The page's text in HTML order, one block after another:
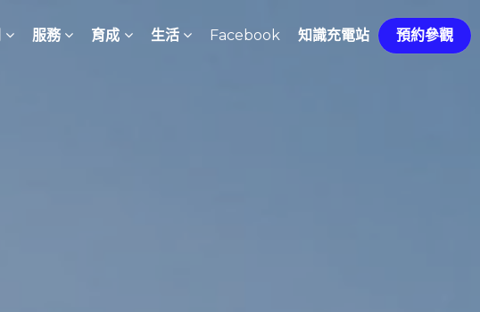
服務 育成 生活 Facebook 知識充電站 預約參觀